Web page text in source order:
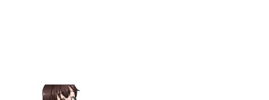
Powered by livedoor 相互RSS